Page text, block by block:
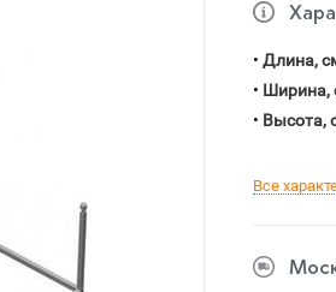
• Длина,
• Ширина,
• Высота,
Все